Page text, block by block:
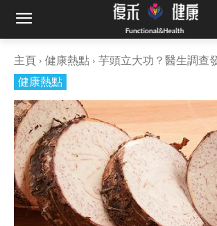
主頁 健康熱點 芋頭立大功？醫生調查
健康熱點